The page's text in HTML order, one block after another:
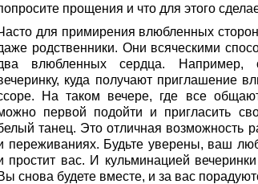
прощения и что для этого
для примирения влюбленных
родственники. Они всяческими
влюбленных сердца. Например,
куда получают приглашение
На таком вечере, где все
первой подойти и пригласить
танец. Это отличная возможность
переживаниях. Будьте уверены, ваш
простит вас. И кульминацией
снова будете вместе, и за вас